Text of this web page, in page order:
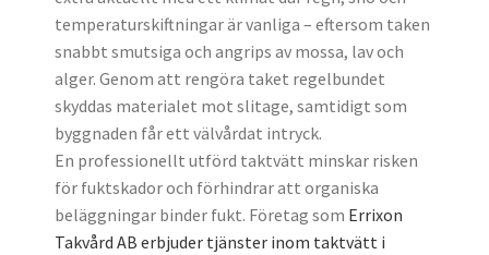
temperaturskiftningar är vanliga – eftersom taken
snabbt smutsiga och angrips av mossa, lav och
alger. Genom att rengöra taket regelbundet
skyddas materialet mot slitage, samtidigt som
byggnaden får ett välvårdat intryck.
En professionellt utförd taktvätt minskar risken
för fuktskador och förhindrar att organiska
beläggningar binder fukt. Företag som Errixon
Takvård AB erbjuder tjänster inom taktvätt i